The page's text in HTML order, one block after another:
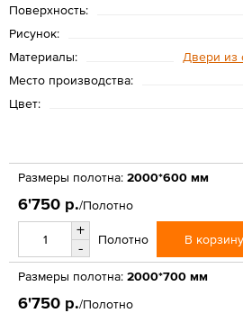
Поверхность:
Рисунок:
Материалы:
Двери из
Место производства:
Цвет:
Размеры полотна: 2000*600 мм
6'750 р./Полотно
+
-
Полотно В корзину
Размеры полотна: 2000*700 мм
6'750 р./Полотно